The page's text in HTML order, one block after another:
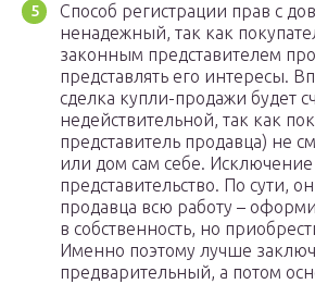
Способ регистрации прав с
ненадежный, так как
законным представителем
представлять его интересы.
сделка купли-продажи будет
недействительной, так как
представитель продавца) не
или дом сам себе.
представительство. По сути,
продавца всю работу –
в собственность, но
Именно поэтому лучше
предварительный, а потом